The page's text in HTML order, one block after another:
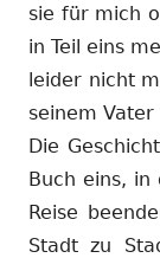
sie für mich
in Teil eins
leider nicht
seinem
Die
Buch eins, in
Reise
Stadt zu